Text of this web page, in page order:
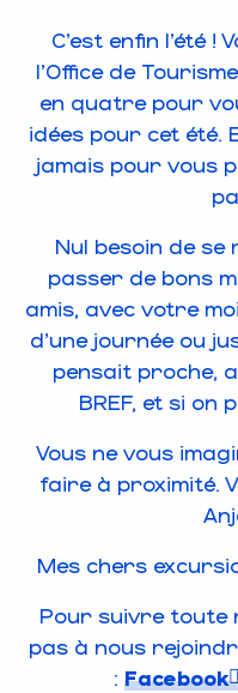
C’est enfin l’été
l’Office de
en quatre pour
idées pour cet été.
jamais pour vous
Nul besoin de
passer de bons
amis, avec votre
d’une journée ou
pensait proche,
BREF, et si on
Vous ne vous
faire à proximité.
Mes chers
Pour suivre toute
pas à nous
: Facebook